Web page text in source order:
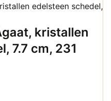
kristallen
7.7 cm, 231